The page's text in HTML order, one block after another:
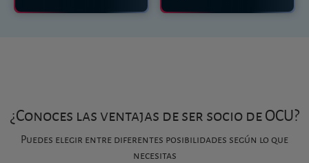
¿Conoces las ventajas de ser socio de OCU?
Puedes elegir entre diferentes posibilidades según lo que
necesitas